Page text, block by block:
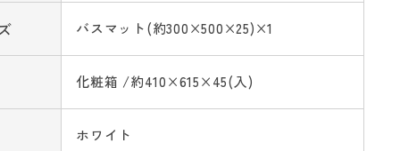
バスマット(約300×500×25)×1
化粧箱 /約410×615×45(入)
ホワイト